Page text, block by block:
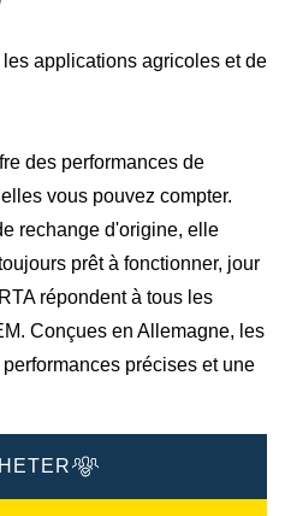
applications agricoles et de
des performances de
vous pouvez compter.
rechange d'origine, elle
prêt à fonctionner, jour
répondent à tous les
Conçues en Allemagne, les
précises et une